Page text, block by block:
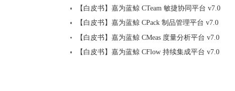
【白皮书】嘉为蓝鲸 CTeam 敏捷协同平台 v7.0
【白皮书】嘉为蓝鲸 CPack 制品管理平台 v7.0
【白皮书】嘉为蓝鲸 CMeas 度量分析平台 v7.0
【白皮书】嘉为蓝鲸 CFlow 持续集成平台 v7.0